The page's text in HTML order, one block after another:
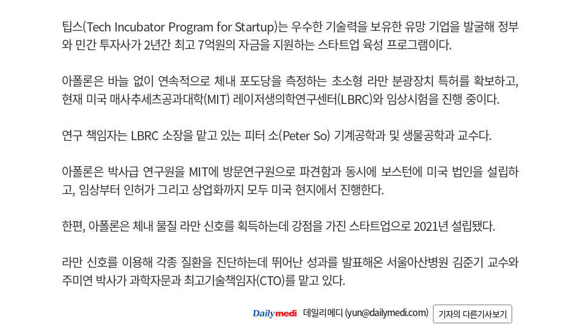
팁스(Tech Incubator Program for Startup)는 우수한 기술력을 보유한 유망 기업을 발굴해 정부
와 민간 투자사가 2년간 최고 7억원의 자금을 지원하는 스타트업 육성 프로그램이다.
아폴론은 바늘 없이 연속적으로 체내 포도당을 측정하는 초소형 라만 분광장치 특허를 확보하고,
현재 미국 매사추세츠공과대학(MIT) 레이저생의학연구센터(LBRC)와 임상시험을 진행 중이다.
연구 책임자는 LBRC 소장을 맡고 있는 피터 소(Peter So) 기계공학과 및 생물공학과 교수다.
아폴론은 박사급 연구원을 MIT에 방문연구원으로 파견함과 동시에 보스턴에 미국 법인을 설립하
고, 임상부터 인허가 그리고 상업화까지 모두 미국 현지에서 진행한다.
한편, 아폴론은 체내 물질 라만 신호를 획득하는데 강점을 가진 스타트업으로 2021년 설립됐다.
라만 신호를 이용해 각종 질환을 진단하는데 뛰어난 성과를 발표해온 서울아산병원 김준기 교수와
주미연 박사가 과학자문과 최고기술책임자(CTO)를 맡고 있다.
데일리메디 (yun@dailymedi.com) 기자의 다른기사보기